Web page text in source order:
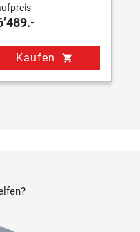
Kaufen shopping_cart